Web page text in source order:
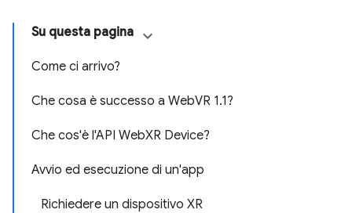
Su questa pagina
Come ci arrivo?
Che cosa è successo a WebVR 1.1?
Che cos'è l'API WebXR Device?
Avvio ed esecuzione di un'app
Richiedere un dispositivo XR